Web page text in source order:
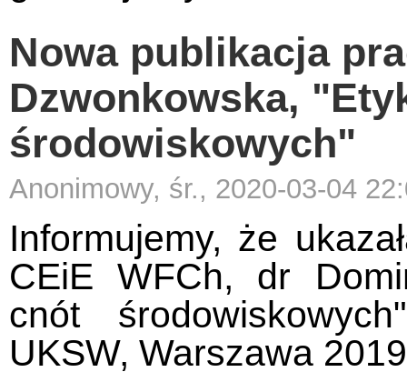
Nowa publikacja
Dzwonkowska,
środowiskowych"
Anonimowy, śr., 2020-03-04
Informujemy, że
CEiE WFCh, dr
cnót
UKSW, Warszawa